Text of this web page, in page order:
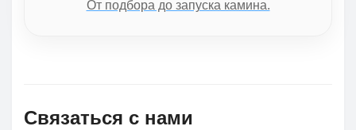
От подбора до запуска камина.
Связаться с нами